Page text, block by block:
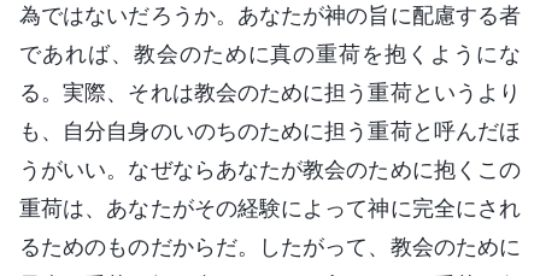
為ではないだろうか。あなたが神の旨に配慮する者
であれば、教会のために真の重荷を抱くようにな
る。実際、それは教会のために担う重荷というより
も、自分自身のいのちのために担う重荷と呼んだほ
うがいい。なぜならあなたが教会のために抱くこの
重荷は、あなたがその経験によって神に完全にされ
るためのものだからだ。したがって、教会のために